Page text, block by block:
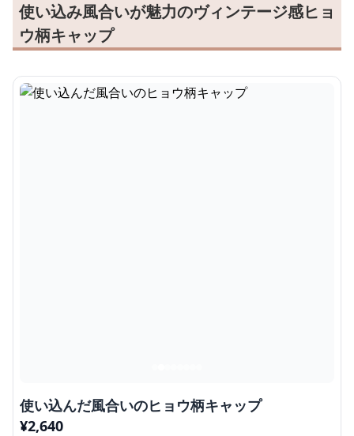
使い込み風合いが魅力のヴィンテージ感ヒョ
ウ柄キャップ
使い込んだ風合いのヒョウ柄キャップ
¥2,640